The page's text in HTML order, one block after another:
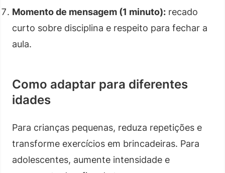
Momento de mensagem (1 minuto): recado
curto sobre disciplina e respeito para fechar a
aula.
Como adaptar para diferentes
idades
Para crianças pequenas, reduza repetições e
transforme exercícios em brincadeiras. Para
adolescentes, aumente intensidade e